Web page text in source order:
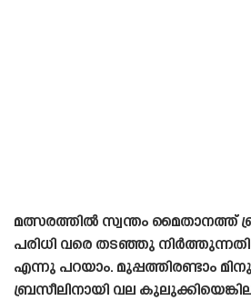
മത്സരത്തിൽ സ്വന്തം മൈതാനത്ത്
പരിധി വരെ തടഞ്ഞു
എന്നു പറയാം. മുപ്പത്തിരണ്ടാം
ബ്രസീലിനായി വല